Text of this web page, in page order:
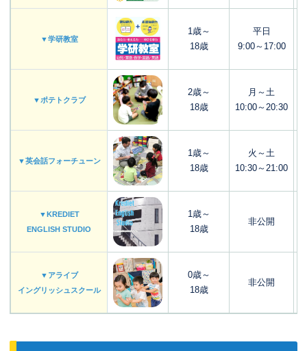
▼学研教室
1歳～
18歳
平日
9:00～17:00
▼ポテトクラブ
2歳～
18歳
月～土
10:00～20:30
▼英会話フォーチューン
1歳～
18歳
火～土
10:30～21:00
▼KREDIET
ENGLISH STUDIO
1歳～
18歳
非公開
▼アライブ
イングリッシュスクール
0歳～
18歳
非公開